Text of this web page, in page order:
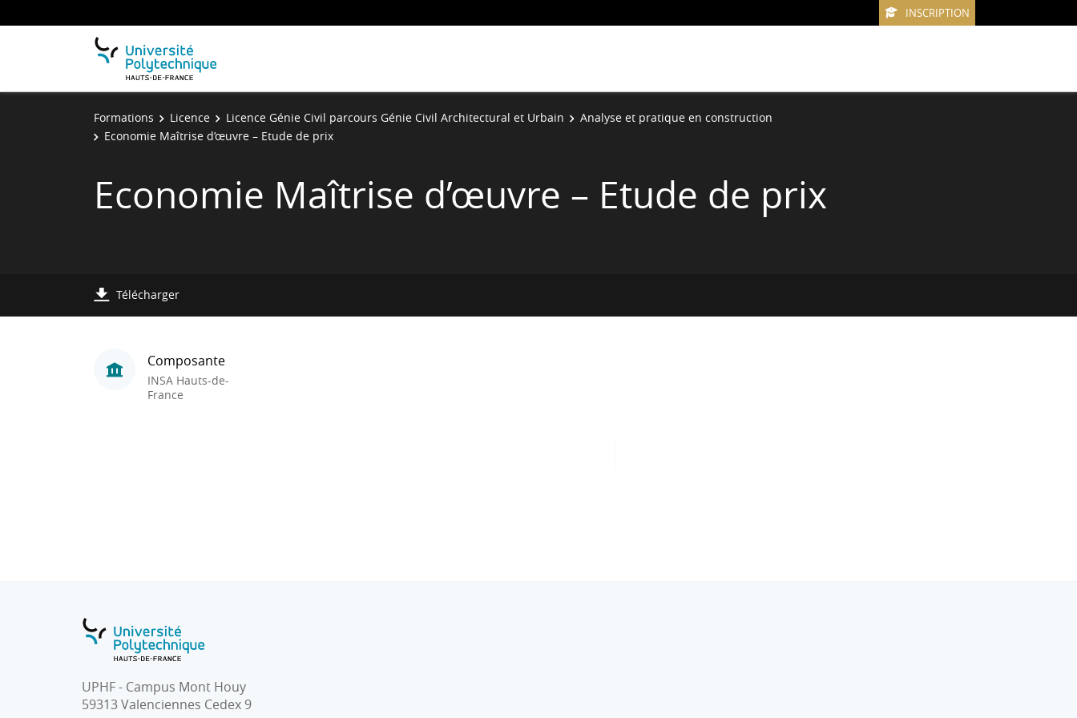
INSCRIPTION
Formations Licence Licence Génie Civil parcours Génie Civil Architectural et Urbain
Analyse et pratique en construction
Economie Maîtrise d’œuvre – Etude de prix
Economie Maîtrise d’œuvre – Etude de prix
Télécharger
Composante
INSA Hauts-de-
France
UPHF - Campus Mont Houy
59313 Valenciennes Cedex 9